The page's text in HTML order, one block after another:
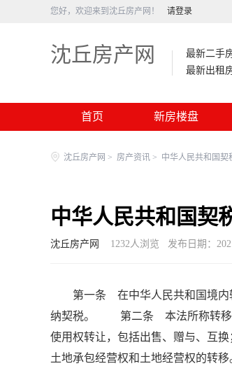
您好，欢迎来到沈丘房产网！ 请登录
沈丘房产网
最新二手
最新出租
首页 新房楼盘
沈丘房产网 > 房产资讯 > 中华人民共和国契
中华人民共和国契
沈丘房产网 1232人浏览 发布日期：
第一条 在中华人民共和国境内转
纳契税。 第二条 本法所称转移
使用权转让，包括出售、赠与、
土地承包经营权和土地经营权的转